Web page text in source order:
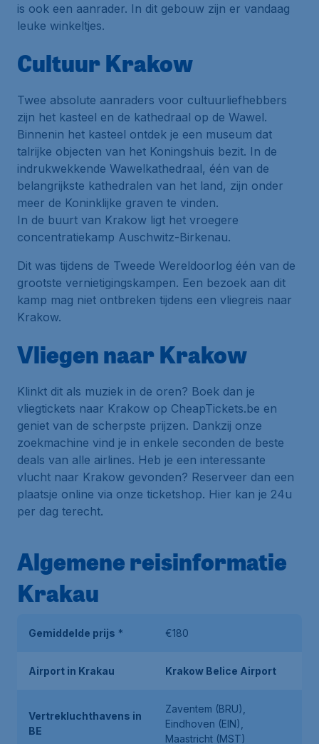
is ook een aanrader. In dit gebouw zijn er vandaag
leuke winkeltjes.
Cultuur Krakow
Twee absolute aanraders voor cultuurliefhebbers
zijn het kasteel en de kathedraal op de Wawel.
Binnenin het kasteel ontdek je een museum dat
talrijke objecten van het Koningshuis bezit. In de
indrukwekkende Wawelkathedraal, één van de
belangrijkste kathedralen van het land, zijn onder
meer de Koninklijke graven te vinden.
In de buurt van Krakow ligt het vroegere
concentratiekamp Auschwitz-Birkenau.
Dit was tijdens de Tweede Wereldoorlog één van de
grootste vernietigingskampen. Een bezoek aan dit
kamp mag niet ontbreken tijdens een vliegreis naar
Krakow.
Vliegen naar Krakow
Klinkt dit als muziek in de oren? Boek dan je
vliegtickets naar Krakow op CheapTickets.be en
geniet van de scherpste prijzen. Dankzij onze
zoekmachine vind je in enkele seconden de beste
deals van alle airlines. Heb je een interessante
vlucht naar Krakow gevonden? Reserveer dan een
plaatsje online via onze ticketshop. Hier kan je 24u
per dag terecht.
Algemene reisinformatie
Krakau
Gemiddelde prijs * €180
Airport in Krakau Krakow Belice Airport
Vertrekluchthavens in
BE
Zaventem (BRU),
Eindhoven (EIN),
Maastricht (MST)